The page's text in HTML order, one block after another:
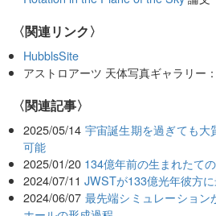
〈関連リンク〉
HubblsSite
アストロアーツ 天体写真ギャラリー：
関連記事
2025/05/14 宇宙誕生期を過ぎても
可能
2025/01/20 134億年前の生まれたて
2024/07/11 JWSTが133億光年彼方
2024/06/07 最先端シミュレーション